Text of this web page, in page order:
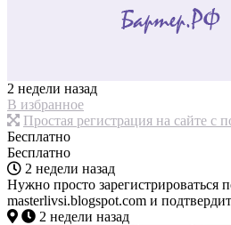
2 недели назад
В избранное
Простая регистрация на сайте с
Бесплатно
Бесплатно
2 недели назад
Нужно просто зарегистрироваться
masterlivsi.blogspot.com и
2 недели назад